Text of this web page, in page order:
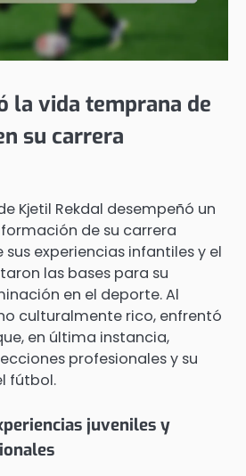
la vida temprana de
su carrera
Kjetil Rekdal desempeñó un
de su carrera
experiencias infantiles y el
las bases para su
en el deporte. Al
culturalmente rico, enfrentó
en última instancia,
profesionales y su
fútbol.
juveniles y